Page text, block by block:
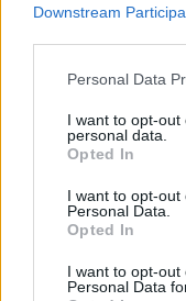
Downstream
Personal Data
I want to opt-
personal data.
Opted In
I want to opt-out
Personal Data.
Opted In
I want to opt-
Personal Data
08/08/2026 - 10:26
ΣΚΑΪ:
Δημητριάδη - Ο
08/08/2026 - 10:02
για την ενίσχυση
07/08/2026 - 17:02
Deloitte Ελλάδος:
της ΔΕΗ για την